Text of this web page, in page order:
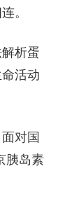
。
析蛋
活动
对国
胰岛素